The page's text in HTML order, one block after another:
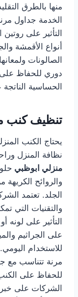
منها بالطرق
الخدمة جداول
التأثير على
أنواع الأقمشة
الصالونات
دوري للحفاظ على
الحساسية الناتجة
تنظيف كنب
يحتاج الكنب
نظافة المنزل
منزلي ابوظبي
والروائح
الجلد. تعتمد
والتقنيات التي
التأثير على
على الجراثيم
للاستخدام
مرنة تتناسب مع
للحفاظ على
الشركات على